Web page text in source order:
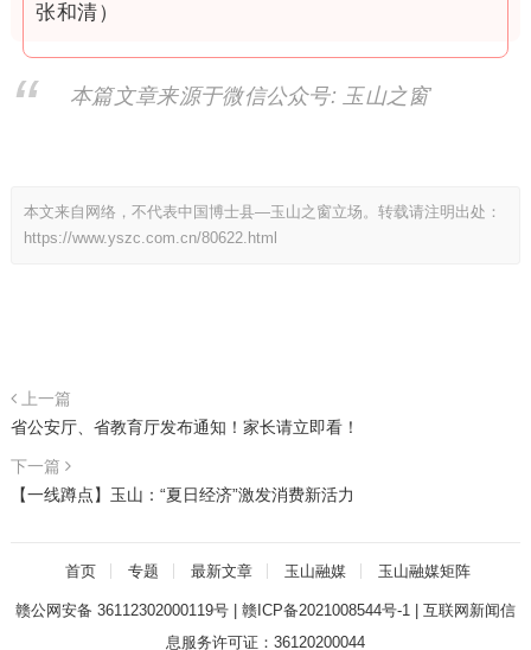
张和清）
本篇文章来源于微信公众号: 玉山之窗
本文来自网络，不代表中国博士县—玉山之窗立场。转载请注明出处：
https://www.yszc.com.cn/80622.html
上一篇
省公安厅、省教育厅发布通知！家长请立即看！
下一篇
【一线蹲点】玉山：“夏日经济”激发消费新活力
首页 专题 最新文章 玉山融媒 玉山融媒矩阵
赣公网安备 36112302000119号| 赣ICP备2021008544号-1| 互联网新闻信
息服务许可证：36120200044